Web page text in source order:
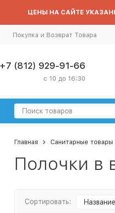
ЦЕНЫ НА САЙТЕ
Покупка и Возврат Товара
+7 (812) 929-91-66
с 10 до 16:30
Главная Санитарные товары
Полочки в
Сортировать: Название